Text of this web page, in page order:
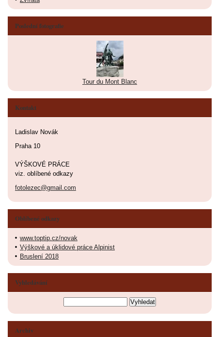
Poslední fotografie
Tour du Mont Blanc
Kontakt
Ladislav Novák
Praha 10
VÝŠKOVÉ PRÁCE
viz. oblíbené odkazy
fotolezec@gmail.com
Oblíbené odkazy
www.toptip.cz/novak
Výškové a úklidové práce Alpinist
Bruslení 2018
Vyhledávání
Archiv